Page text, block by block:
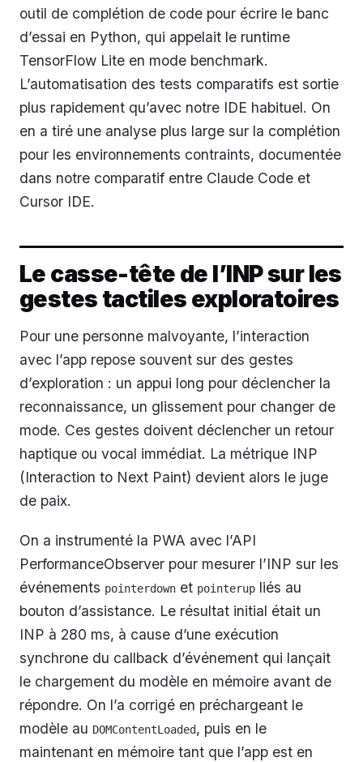
outil de complétion de code pour écrire le banc
d’essai en Python, qui appelait le runtime
TensorFlow Lite en mode benchmark.
L’automatisation des tests comparatifs est sortie
plus rapidement qu’avec notre IDE habituel. On
en a tiré une analyse plus large sur la complétion
pour les environnements contraints, documentée
dans notre comparatif entre Claude Code et
Cursor IDE.
Le casse-tête de l’INP sur les
gestes tactiles exploratoires
Pour une personne malvoyante, l’interaction
avec l’app repose souvent sur des gestes
d’exploration : un appui long pour déclencher la
reconnaissance, un glissement pour changer de
mode. Ces gestes doivent déclencher un retour
haptique ou vocal immédiat. La métrique INP
(Interaction to Next Paint) devient alors le juge
de paix.
On a instrumenté la PWA avec l’API
PerformanceObserver pour mesurer l’INP sur les
événements pointerdown et pointerup liés au
bouton d’assistance. Le résultat initial était un
INP à 280 ms, à cause d’une exécution
synchrone du callback d’événement qui lançait
le chargement du modèle en mémoire avant de
répondre. On l’a corrigé en préchargeant le
modèle au DOMContentLoaded, puis en le
maintenant en mémoire tant que l’app est en